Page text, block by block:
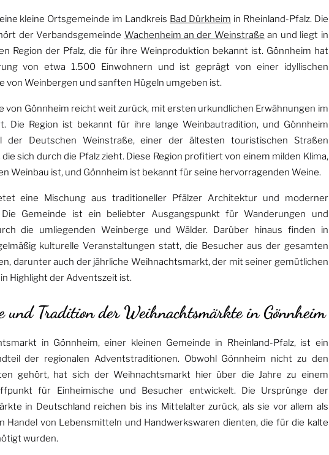
kleine Ortsgemeinde im Landkreis Bad Dürkheim in Rheinland-Pfalz. Die
der Verbandsgemeinde Wachenheim an der Weinstraße an und liegt in
Region der Pfalz, die für ihre Weinproduktion bekannt ist. Gönnheim hat
von etwa 1.500 Einwohnern und ist geprägt von einer idyllischen
von Weinbergen und sanften Hügeln umgeben ist.
von Gönnheim reicht weit zurück, mit ersten urkundlichen Erwähnungen im
Die Region ist bekannt für ihre lange Weinbautradition, und Gönnheim
der Deutschen Weinstraße, einer der ältesten touristischen Straßen
die sich durch die Pfalz zieht. Diese Region profitiert von einem milden Klima,
Weinbau ist, und Gönnheim ist bekannt für seine hervorragenden Weine.
eine Mischung aus traditioneller Pfälzer Architektur und moderner
Die Gemeinde ist ein beliebter Ausgangspunkt für Wanderungen und
die umliegenden Weinberge und Wälder. Darüber hinaus finden in
kulturelle Veranstaltungen statt, die Besucher aus der gesamten
darunter auch der jährliche Weihnachtsmarkt, der mit seiner gemütlichen
Highlight der Adventszeit ist.
und Tradition der Weihnachtsmärkte in Gönnheim
in Gönnheim, einer kleinen Gemeinde in Rheinland-Pfalz, ist ein
der regionalen Adventstraditionen. Obwohl Gönnheim nicht zu den
gehört, hat sich der Weihnachtsmarkt hier über die Jahre zu einem
für Einheimische und Besucher entwickelt. Die Ursprünge der
in Deutschland reichen bis ins Mittelalter zurück, als sie vor allem als
Handel von Lebensmitteln und Handwerkswaren dienten, die für die kalte
wurden.